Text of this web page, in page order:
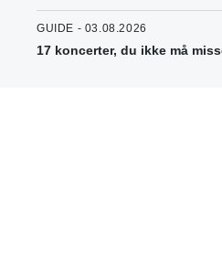
GUIDE - 03.08.2026
17 koncerter, du ikke må